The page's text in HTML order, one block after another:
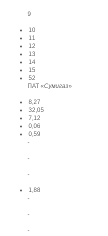
9
10
11
12
13
14
15
52
ПАТ «Сумигаз»
8,27
32,05
7,12
0,06
0,59
-
-
-
1,88
-
-
-